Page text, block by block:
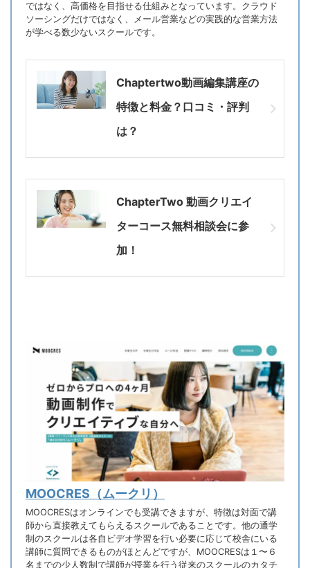
ではなく、高価格を目指せる仕組みとなっています。クラウド
ソーシングだけではなく、メール営業などの実践的な営業方法
が学べる数少ないスクールです。
Chaptertwo動画編集講座の
特徴と料金？口コミ・評判
は？
ChapterTwo 動画クリエイ
ターコース無料相談会に参
加！
MOOCRES（ムークリ）
MOOCRESはオンラインでも受講できますが、特徴は対面で講
師から直接教えてもらえるスクールであることです。他の通学
制のスクールは各自ビデオ学習を行い必要に応じて校舎にいる
講師に質問できるものがほとんどですが、MOOCRESは１〜６
名までの少人数制で講師が授業を行う従来のスクールのカタチ